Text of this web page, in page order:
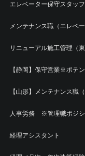
エレベーター保守スタ
メンテナンス職（エレ
リニューアル施工管理（
【静岡】保守営業※ポテ
【山形】メンテナンス職
人事労務 ※管理職ポジシ
経理アシスタント